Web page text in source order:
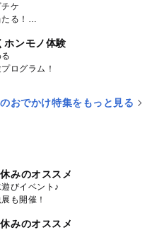
ケ
る！
ホンモノ体験
ログラム！
おでかけ特集をもっと見る
みのオススメ
びイベント♪
も開催！
みのオススメ